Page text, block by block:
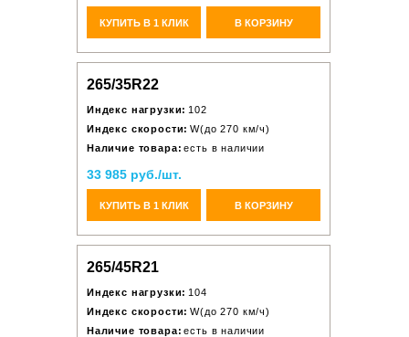
КУПИТЬ В 1 КЛИК В КОРЗИНУ
265/35R22
Индекс нагрузки: 102
Индекс скорости: W(до 270 км/ч)
Наличие товара: есть в наличии
33 985 руб./шт.
КУПИТЬ В 1 КЛИК В КОРЗИНУ
265/45R21
Индекс нагрузки: 104
Индекс скорости: W(до 270 км/ч)
Наличие товара: есть в наличии